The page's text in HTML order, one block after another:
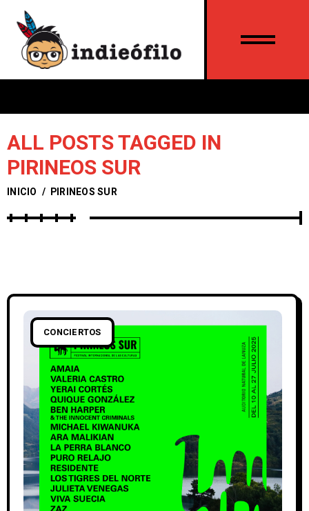
ALL POSTS TAGGED IN
PIRINEOS SUR
INICIO / PIRINEOS SUR
CONCIERTOS